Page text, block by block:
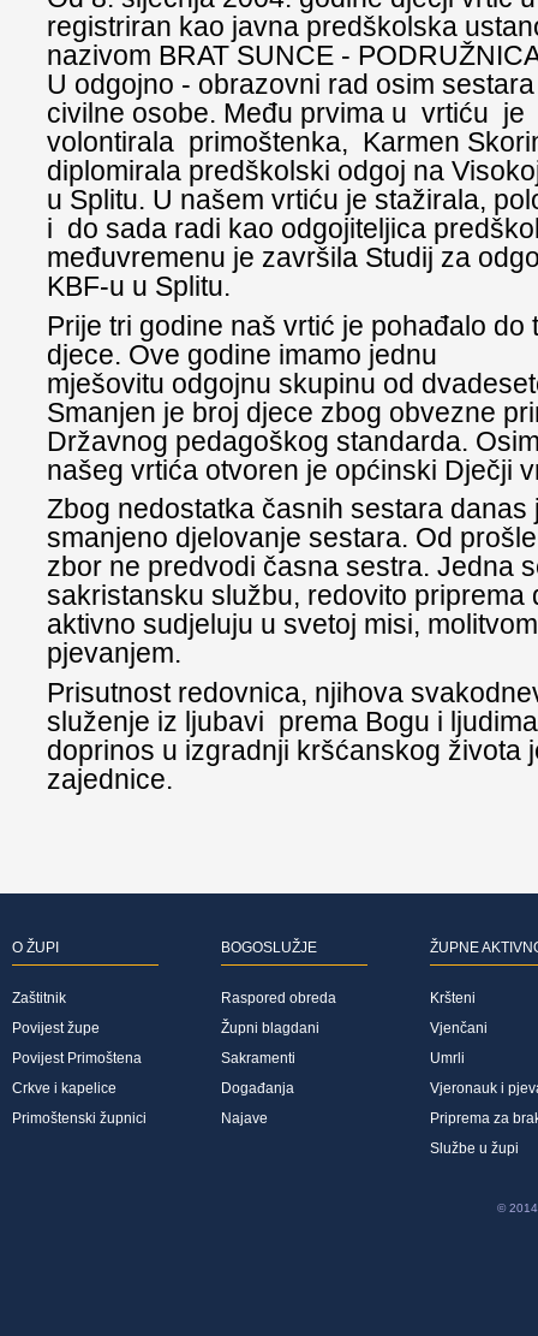
registriran kao javna predškolska
nazivom BRAT SUNCE -
U odgojno - obrazovni rad osim
civilne osobe. Među prvima u vrtiću je
volontirala primoštenka, Karmen
diplomirala predškolski odgoj na
u Splitu. U našem vrtiću je stažirala,
i do sada radi kao odgojiteljica
međuvremenu je završila Studij za
KBF-u u Splitu.
Prije tri godine naš vrtić je pohađalo do
djece. Ove godine imamo jednu
mješovitu odgojnu skupinu od
Smanjen je broj djece zbog obvezne
Državnog pedagoškog standarda.
našeg vrtića otvoren je općinski Dječji
Zbog nedostatka časnih sestara danas
smanjeno djelovanje sestara. Od
zbor ne predvodi časna sestra. Jedna
sakristansku službu, redovito priprema
aktivno sudjeluju u svetoj misi,
pjevanjem.
Prisutnost redovnica, njihova
služenje iz ljubavi prema Bogu i
doprinos u izgradnji kršćanskog života
zajednice.
O ŽUPI
Zaštitnik
Povijest župe
Povijest Primoštena
Crkve i kapelice
Primoštenski župnici
BOGOSLUŽJE
Raspored obreda
Župni blagdani
Sakramenti
Događanja
Najave
ŽUPNE
Kršteni
Vjenčani
Umrli
Vjeronauk i
Priprema za
Službe u župi
© 2014